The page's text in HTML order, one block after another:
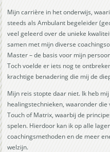
Mijn carrière in het onderwijs,
steeds als Ambulant begeleider
veel geleerd over de unieke
samen met mijn diverse
Master – de basis voor mijn
Toch voelde er iets nog te
krachtige benadering die mij de
Mijn reis stopte daar niet. Ik heb
healingstechnieken, waaronder
Touch of Matrix, waarbij de
spelen. Hierdoor kan ik op alle
coachingsmethoden en de meer
welzijn.